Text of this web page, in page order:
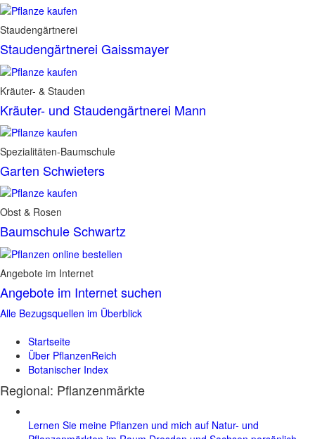
Staudengärtnerei
Staudengärtnerei Gaissmayer
Kräuter- & Stauden
Kräuter- und Staudengärtnerei Mann
Spezialitäten-Baumschule
Garten Schwieters
Obst & Rosen
Baumschule Schwartz
Angebote im Internet
Angebote im Internet suchen
Alle Bezugsquellen im Überblick
Startseite
Über PflanzenReich
Botanischer Index
Regional: Pflanzenmärkte
Lernen Sie meine Pflanzen und mich auf Natur- und